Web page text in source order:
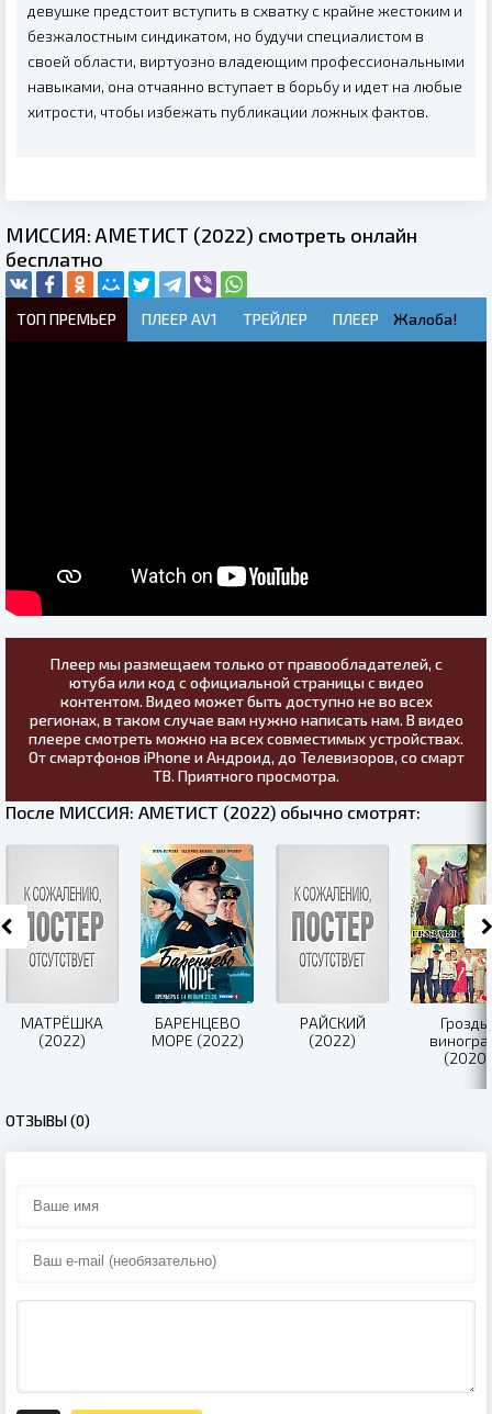
девушке предстоит вступить в схватку с крайне жестоким и
безжалостным синдикатом, но будучи специалистом в
своей области, виртуозно владеющим профессиональными
навыками, она отчаянно вступает в борьбу и идет на любые
хитрости, чтобы избежать публикации ложных фактов.
МИССИЯ: АМЕТИСТ (2022) смотреть онлайн
бесплатно
ТОП ПРЕМЬЕР ПЛЕЕР AV1 ТРЕЙЛЕР ПЛЕЕР Жалоба!
Плеер мы размещаем только от правообладателей, с
ютуба или код с официальной страницы с видео
контентом. Видео может быть доступно не во всех
регионах, в таком случае вам нужно написать нам. В видео
плеере смотреть можно на всех совместимых устройствах.
От смартфонов iPhone и Андроид, до Телевизоров, со смарт
ТВ. Приятного просмотра.
После МИССИЯ: АМЕТИСТ (2022) обычно смотрят:
МАТРЁШКА
(2022)
БАРЕНЦЕВО
МОРЕ (2022)
РАЙСКИЙ
(2022)
(2020)
ОТЗЫВЫ (0)